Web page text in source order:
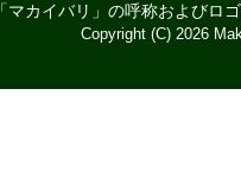
「マカイバリ」の呼称およびロ
Copyright (C) 2026